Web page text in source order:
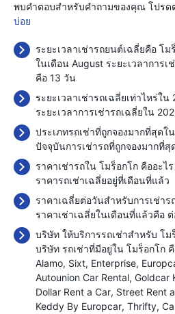
พบคำตอบสำหรับคำถามของคุณ โปรด
บ่อย
ระยะเวลาเช่ารถยนต์เฉลี่ยคือ โ
ในเดือน August ระยะเวลาการ
คือ 13 วัน
ระยะเวลาเช่ารถเฉลี่ยเท่าไหร่ใน
ระยะเวลาการเช่ารถเฉลี่ยใน
ประเภทรถเช่าที่ถูกจองมากที่สุดใ
ปัจจุบันการเช่ารถที่ถูกจองมากที่สุ
ราคาเช่ารถใน โมร็อกโก คืออะไร
ราคารถเช่าเฉลี่ยอยู่ที่เดือนที่แล้ว
ราคาเฉลี่ยต่อวันสำหรับการเช่าร
ราคาเช่าเฉลี่ยในเดือนที่แล้วคือ
บริษัท ให้บริการรถเช่าสำหรับ โม
บริษัท รถเช่าที่มีอยู่ใน โมร็อกโก
Alamo Sixt Enterprise
Autounion Car Rental Goldcar
Dollar Rent a Car Street Rent
Keddy By Europcar Thrifty